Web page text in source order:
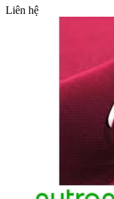
Liên hệ